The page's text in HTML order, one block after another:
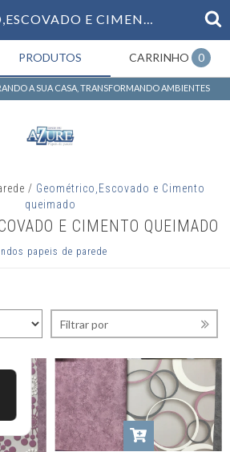
GEOMÉTRICO,ESCOVADO E CIMENTO QUEIMADO
PRODUTOS CARRINHO 0
A SUA CASA, TRANSFORMANDO AMBIENTES
/ Geométrico,Escovado e Cimento
queimado
E CIMENTO QUEIMADO
papeis de parede
Filtrar por